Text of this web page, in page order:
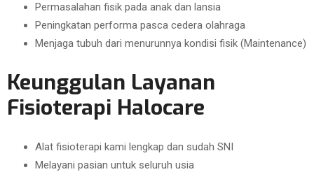
Permasalahan fisik pada anak dan lansia
Peningkatan performa pasca cedera olahraga
Menjaga tubuh dari menurunnya kondisi fisik (Maintenance)
Keunggulan Layanan
Fisioterapi Halocare
Alat fisioterapi kami lengkap dan sudah SNI
Melayani pasian untuk seluruh usia